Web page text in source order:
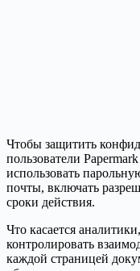
Чтобы защитить
пользователи
использовать
почты, включать
сроки действия.
Что касается
контролировать
каждой страницей